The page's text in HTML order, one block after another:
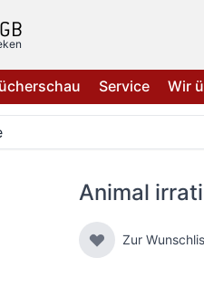
Service Wir
Animal
Zur